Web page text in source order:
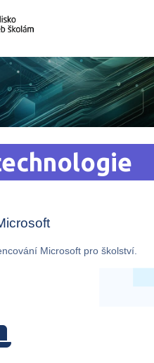
Microsoft pro školství.